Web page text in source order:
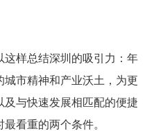
样总结深圳的吸引力：年
市精神和产业沃土，为更
与快速发展相匹配的便捷
看重的两个条件。